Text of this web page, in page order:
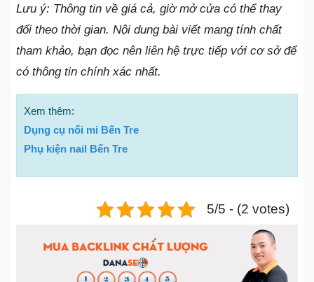
Lưu ý: Thông tin về giá cả, giờ mở cửa có thể thay
đổi theo thời gian. Nội dung bài viết mang tính chất
tham khảo, bạn đọc nên liên hệ trực tiếp với cơ sở để
có thông tin chính xác nhất.
Xem thêm:
Dụng cụ nối mi Bến Tre
Phụ kiện nail Bến Tre
5/5 - (2 votes)